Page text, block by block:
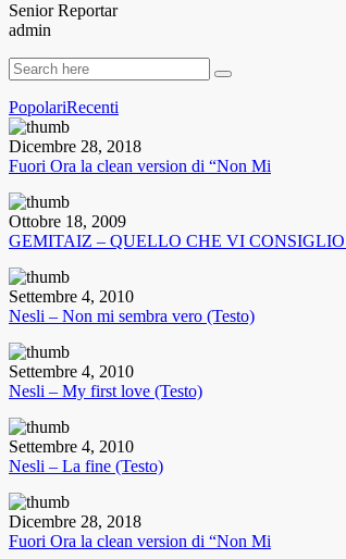
Senior Reportar
admin
PopolariRecenti
Dicembre 28, 2018
Fuori Ora la clean version di “Non Mi
Ottobre 18, 2009
GEMITAIZ – QUELLO CHE VI
Settembre 4, 2010
Nesli – Non mi sembra vero (Testo)
Settembre 4, 2010
Nesli – My first love (Testo)
Settembre 4, 2010
Nesli – La fine (Testo)
Dicembre 28, 2018
Fuori Ora la clean version di “Non Mi